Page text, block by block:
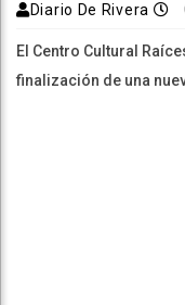
Diario De Rivera
El Centro Cultural
finalización de una